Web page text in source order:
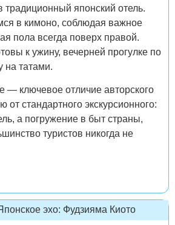
традиционный японский отель.
в кимоно, соблюдая важное
пола всегда поверх правой.
к ужину, вечерней прогулке по
на татами.
— ключевое отличие авторского
от стандартного экскурсионного:
а погружение в быт страны,
туристов никогда не
эхо: Фудзияма Киото